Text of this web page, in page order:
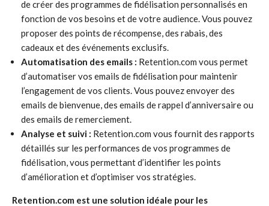
de créer des programmes de fidélisation personnalisés en
fonction de vos besoins et de votre audience. Vous pouvez
proposer des points de récompense, des rabais, des
cadeaux et des événements exclusifs.
Automatisation des emails : Retention.com vous permet
d’automatiser vos emails de fidélisation pour maintenir
l’engagement de vos clients. Vous pouvez envoyer des
emails de bienvenue, des emails de rappel d’anniversaire ou
des emails de remerciement.
Analyse et suivi : Retention.com vous fournit des rapports
détaillés sur les performances de vos programmes de
fidélisation, vous permettant d’identifier les points
d’amélioration et d’optimiser vos stratégies.
Retention.com est une solution idéale pour les